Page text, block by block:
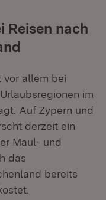
Reisen nach
allem bei
im
Auf Zypern und
derzeit ein
Maul- und
das
bereits